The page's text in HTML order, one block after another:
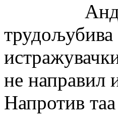
трудољубива
не направил
Напротив